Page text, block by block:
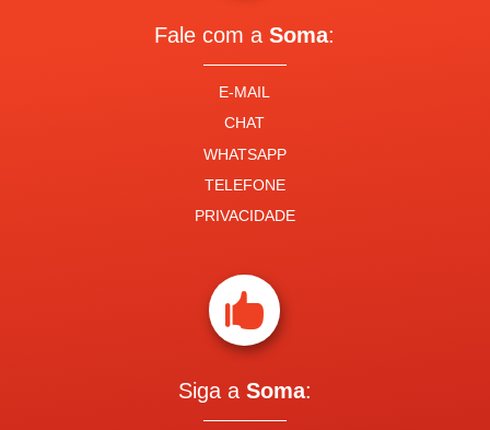
Fale com aSoma:
E-MAIL
CHAT
WHATSAPP
TELEFONE
PRIVACIDADE

Siga a Soma: